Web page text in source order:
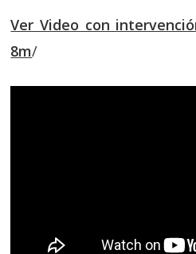
Ver Video con
8m/